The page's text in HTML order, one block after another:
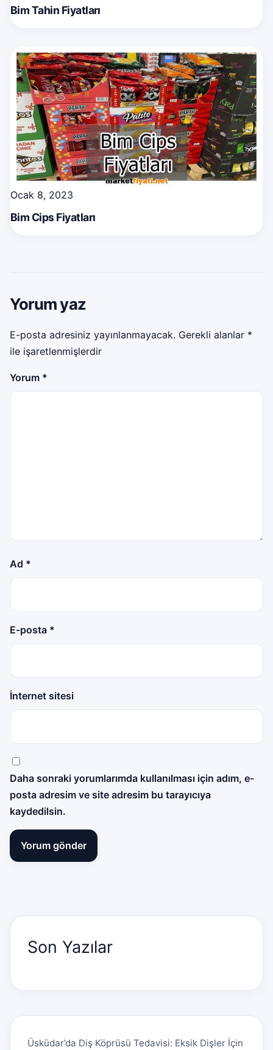
Bim Tahin Fiyatları
Ocak 8, 2023
Bim Cips Fiyatları
Yorum yaz
E-posta adresiniz yayınlanmayacak. Gerekli alanlar *
ile işaretlenmişlerdir
Yorum *
Ad *
E-posta *
İnternet sitesi
Daha sonraki yorumlarımda kullanılması için adım, e-
posta adresim ve site adresim bu tarayıcıya
kaydedilsin.
Son Yazılar
Üsküdar’da Diş Köprüsü Tedavisi: Eksik Dişler İçin